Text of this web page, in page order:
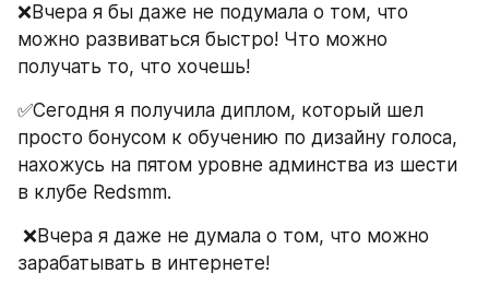
❌Вчера я бы даже не подумала о том, что
можно развиваться быстро! Что можно
получать то, что хочешь!
✅Сегодня я получила диплом, который шел
просто бонусом к обучению по дизайну голоса,
нахожусь на пятом уровне админства из шести
в клубе Redsmm.
зарабатывать в интернете!